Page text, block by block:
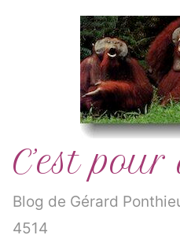
C’est
Blog de Gérard
4514